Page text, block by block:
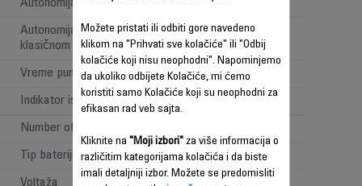
Autonomija Jako dugo (>=1h)
Autonomija (na snažnom
klasičnom položaju)
90 min
Vreme punjenja 6 h
Indikator isticanja vremena Battery indicator
Number of batteries included
Tip baterije Lithium ion
Voltaža
Možete pristati ili odbiti gore navedeno
klikom na "Prihvati sve kolačiće" ili "Odbij
kolačiće koji nisu neophodni". Napominjemo
da ukoliko odbijete Kolačiće, mi ćemo
koristiti samo Kolačiće koji su neophodni za
efikasan rad veb sajta.
Kliknite na "Moji izbori"za više informacija o
različitim kategorijama kolačića i da biste
imali detaljniji izbor. Možete se predomisliti